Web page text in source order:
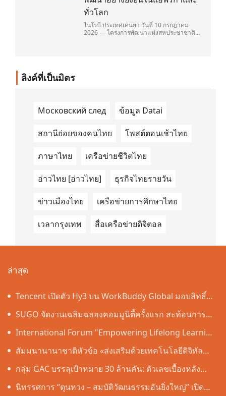
ทั่วโลก
ไนโรบี ประเทศเคนยา วันที่ 10 กรกฎาคม
2026 — โครงการพัฒนาแห่งสหประชาชาติ
ลิงค์ที่เป็นมิตร
Московский след ข้อมูล Datai
สถานีย่อยของคนไทย โพสต์ตอนเช้าไทย
ภาษาไทย เครือข่ายชีวิตไทย
อ่าวไทย [อ่าวไทย] ธุรกิจไทยรายวัน
ข่าวเมืองไทย เครือข่ายการศึกษาไทย
เวลากรุงเทพ สื่อเครือข่ายดิจิตอล
ล่าสุด
Tencent เปิดตัว Hy3 บน WorkBuddy Global มอบสิทธิ์
เข้าใช้งาน AI Agentic Workspace ฟรีตลอดเดือนสิงหาคม
SUGO จัดงานเฉลิมฉลองคอมมูนิตี้ครั้งแรก สะท้อนการ
เติบโตอย่างต่อเนื่องในประเทศไทย
International Forum "Empowering Lifelong Learning
Through Digital Intelligence – Building a New
Ecosystem for Human Lifelong Learning" Convenes
สัมมนานานาชาติหัวข้อ «ส่งเสริมด้วยเทคโนโลยีดิจิทัล
อัจฉริยะ เรียนรู้ตลอดชีวิต – สร้างระบบนิเวศใหม่แห่งการ
เรียนรู้ตลอดชีวิตของมนุษย์» จัดขึ้น
กลุ่ม GAC บรรลุเป้าหมาย 30 ล้านคัน: ตัวเลขเบื้องหลัง
"ความเร็วของ GAC"
นิทรรศการ “ตุนหวง – สมบัติวัฒนธรรมอันยิ่งใหญ่” เปิด